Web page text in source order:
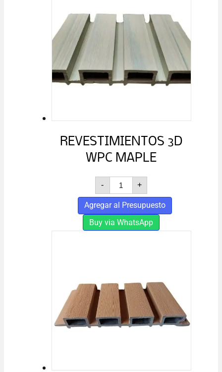
REVESTIMIENTOS 3D
WPC MAPLE
-
REVESTIMIENTOS
3D
WPC
MAPLE
cantidad
+
Agregar al Presupuesto
Buy via WhatsApp